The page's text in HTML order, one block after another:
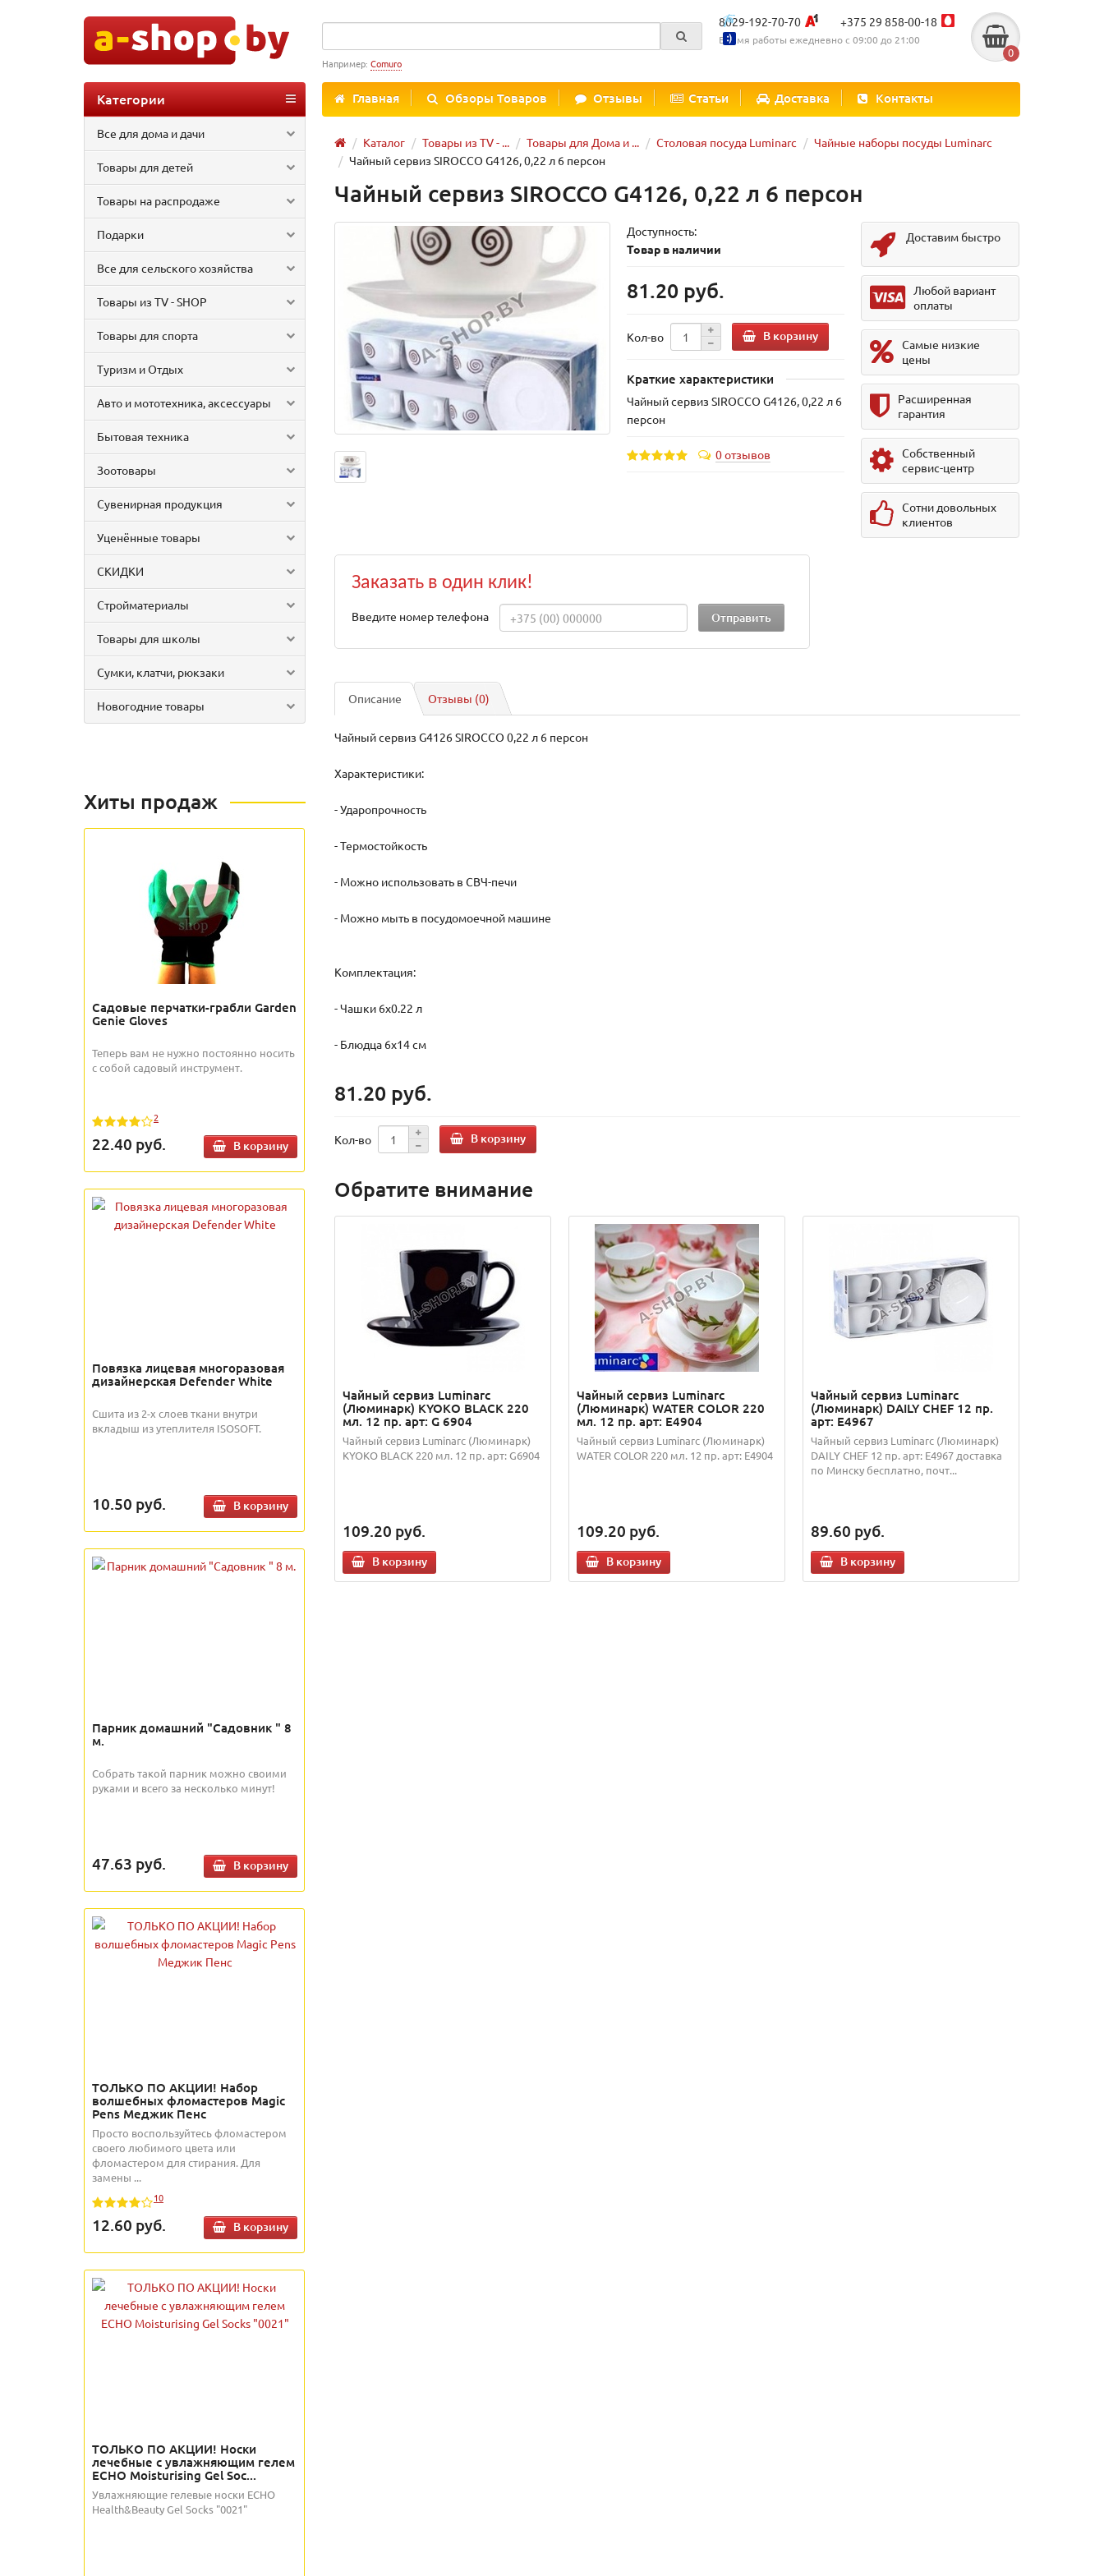
8029-192-70-70 +375 29 858-00-18
Время работы ежедневно с 09:00 до 21:00
0
Например: Comuro
Главная Обзоры Товаров Отзывы Статьи Доставка Контакты
Категории
Все для дома и дачи
Товары для детей
Товары на распродаже
Подарки
Все для сельского хозяйства
Товары из TV - SHOP
Товары для спорта
Туризм и Отдых
Авто и мототехника, аксессуары
Бытовая техника
Зоотовары
Сувенирная продукция
Уценённые товары
СКИДКИ
Стройматериалы
Товары для школы
Сумки, клатчи, рюкзаки
Новогодние товары
Каталог Товары из TV - ... Товары для Дома и ... Столовая посуда Luminarc
Чайные наборы посуды Luminarc
Чайный сервиз SIROCCO G4126, 0,22 л 6 персон
Хиты продаж
Садовые перчатки-грабли Garden
Genie Gloves
Теперь вам не нужно постоянно носить
с собой садовый инструмент.
2
22.40 руб. В корзину
Повязка лицевая многоразовая
дизайнерская Defender White
Сшита из 2-х слоев ткани внутри
вкладыш из утеплителя ISOSOFT.
10.50 руб. В корзину
Парник домашний "Садовник " 8
м.
Собрать такой парник можно своими
руками и всего за несколько минут!
47.63 руб. В корзину
ТОЛЬКО ПО АКЦИИ! Набор
волшебных фломастеров Magic
Pens Меджик Пенс
Просто воспользуйтесь фломастером
своего любимого цвета или
фломастером для стирания. Для
замены ...
10
12.60 руб. В корзину
ТОЛЬКО ПО АКЦИИ! Носки
лечебные с увлажняющим гелем
ECHO Moisturising Gel Soc...
Увлажняющие гелевые носки ECHO
Health&Beauty Gel Socks "0021"
Чайный сервиз SIROCCO G4126, 0,22 л 6 персон
Доступность:
Товар в наличии
81.20 руб.
Кол-во В корзину
Краткие характеристики
Чайный сервиз SIROCCO G4126, 0,22 л 6
персон
0 отзывов
Доставим быстро
Любой вариант
оплаты
Самые низкие
цены
Расширенная
гарантия
Собственный
сервис-центр
Сотни довольных
клиентов
Заказать в один клик!
Введите номер телефона
Описание Отзывы (0)
Чайный сервиз G4126 SIROCCO 0,22 л 6 персон
Характеристики:
- Ударопрочность
- Термостойкость
- Можно использовать в СВЧ-печи
- Можно мыть в посудомоечной машине
Комплектация:
- Чашки 6х0.22 л
- Блюдца 6х14 см
81.20 руб.
Кол-во В корзину
Обратите внимание
Чайный сервиз Luminarc
(Люминарк) KYOKO BLACK 220
мл. 12 пр. арт: G 6904
Чайный сервиз Luminarc (Люминарк)
KYOKO BLACK 220 мл. 12 пр. арт: G6904
109.20 руб.
В корзину
Чайный сервиз Luminarc
(Люминарк) WATER COLOR 220
мл. 12 пр. арт: E4904
Чайный сервиз Luminarc (Люминарк)
WATER COLOR 220 мл. 12 пр. арт: E4904
109.20 руб.
В корзину
Чайный сервиз Luminarc
(Люминарк) DAILY CHEF 12 пр.
арт: E4967
Чайный сервиз Luminarc (Люминарк)
DAILY CHEF 12 пр. арт: E4967 доставка
по Минску бесплатно, почт...
89.60 руб.
В корзину